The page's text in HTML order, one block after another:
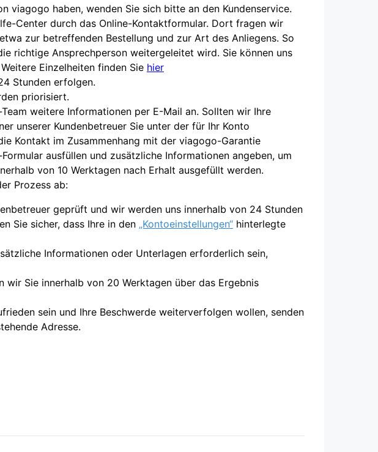
viagogo haben, wenden Sie sich bitte an den Kundenservice.
Center durch das Online-Kontaktformular. Dort fragen wir
zur betreffenden Bestellung und zur Art des Anliegens. So
richtige Ansprechperson weitergeleitet wird. Sie können uns
Einzelheiten finden Sie hier
Stunden erfolgen.
priorisiert.
weitere Informationen per E-Mail an. Sollten wir Ihre
unserer Kundenbetreuer Sie unter der für Ihr Konto
Kontakt im Zusammenhang mit der viagogo-Garantie
ausfüllen und zusätzliche Informationen angeben, um
von 10 Werktagen nach Erhalt ausgefüllt werden.
Prozess ab:
geprüft und wir werden uns innerhalb von 24 Stunden
Sie sicher, dass Ihre in den „Kontoeinstellungen“ hinterlegte
Informationen oder Unterlagen erforderlich sein,
wir Sie innerhalb von 20 Werktagen über das Ergebnis
sein und Ihre Beschwerde weiterverfolgen wollen, senden
Adresse.